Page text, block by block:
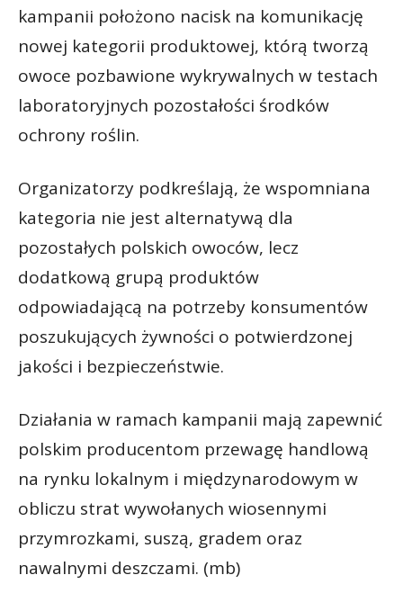
kampanii położono nacisk na komunikację
nowej kategorii produktowej, którą tworzą
owoce pozbawione wykrywalnych w testach
laboratoryjnych pozostałości środków
ochrony roślin.
Organizatorzy podkreślają, że wspomniana
kategoria nie jest alternatywą dla
pozostałych polskich owoców, lecz
dodatkową grupą produktów
odpowiadającą na potrzeby konsumentów
poszukujących żywności o potwierdzonej
jakości i bezpieczeństwie.
Działania w ramach kampanii mają zapewnić
polskim producentom przewagę handlową
na rynku lokalnym i międzynarodowym w
obliczu strat wywołanych wiosennymi
przymrozkami, suszą, gradem oraz
nawalnymi deszczami. (mb)